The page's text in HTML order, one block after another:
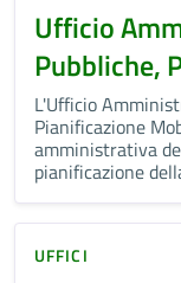
Ufficio
Pubbliche,
L'Ufficio
Pianificazione
amministrativa
pianificazione
UFFICI